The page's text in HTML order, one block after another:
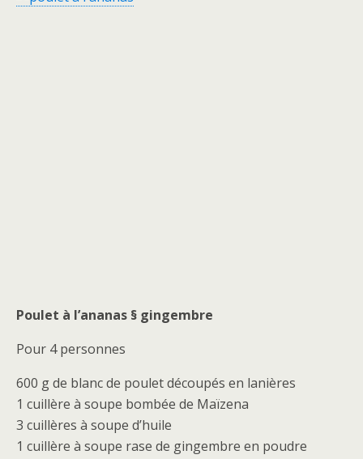
Poulet à l’ananas § gingembre
Pour 4 personnes
600 g de blanc de poulet découpés en lanières
1 cuillère à soupe bombée de Maïzena
3 cuillères à soupe d’huile
1 cuillère à soupe rase de gingembre en poudre